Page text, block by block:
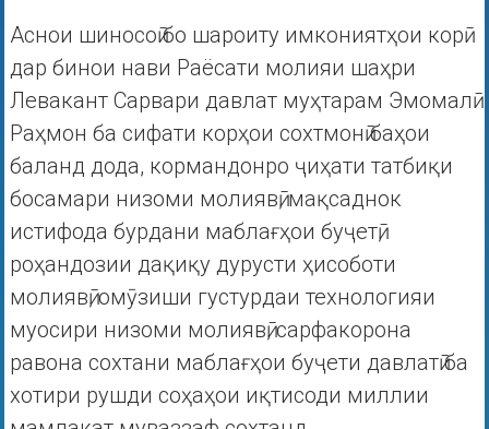
Аснои шиносоӣ бо шароиту имкониятҳои корӣ
дар бинои нави Раёсати молияи шаҳри
Левакант Сарвари давлат муҳтарам Эмомалӣ
Раҳмон ба сифати корҳои сохтмонӣ баҳои
баланд дода, кормандонро ҷиҳати татбиқи
босамари низоми молиявӣ, мақсаднок
истифода бурдани маблағҳои буҷетӣ,
роҳандозии дақиқу дурусти ҳисоботи
молиявӣ, омӯзиши густурдаи технологияи
муосири низоми молиявӣ, сарфакорона
равона сохтани маблағҳои буҷети давлатӣ ба
хотири рушди соҳаҳои иқтисоди миллии